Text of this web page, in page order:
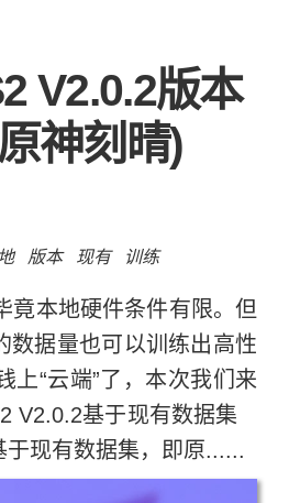
V2.0.2版本
神刻晴)
版本 现有 训练
本地硬件条件有限。但
数据量也可以训练出高性
上“云端”了，本次我们来
V2.0.2基于现有数据集
现有数据集，即原......